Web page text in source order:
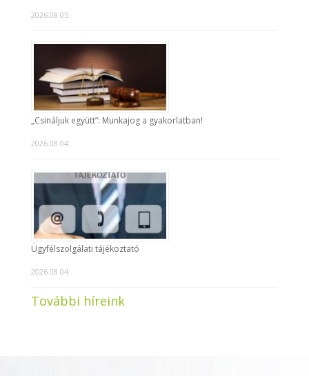
2026.08.05.
„Csináljuk együtt”: Munkajog a gyakorlatban!
2026.08.04.
Ügyfélszolgálati tájékoztató
2026.08.04.
További híreink